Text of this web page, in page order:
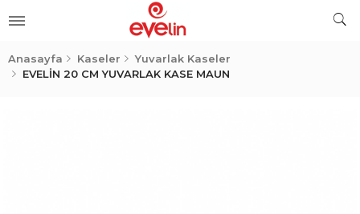
Anasayfa
Kaseler
Yuvarlak Kaseler
EVELİN 20 CM YUVARLAK KASE MAUN